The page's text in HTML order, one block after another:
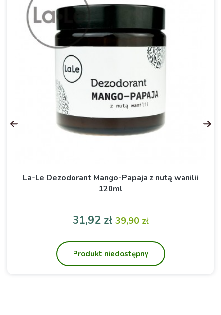
La-Le Dezodorant Mango-Papaja z nutą wanilii
120ml
Cena
31,92 złCena podstawowa
39,90 zł
Produkt niedostępny